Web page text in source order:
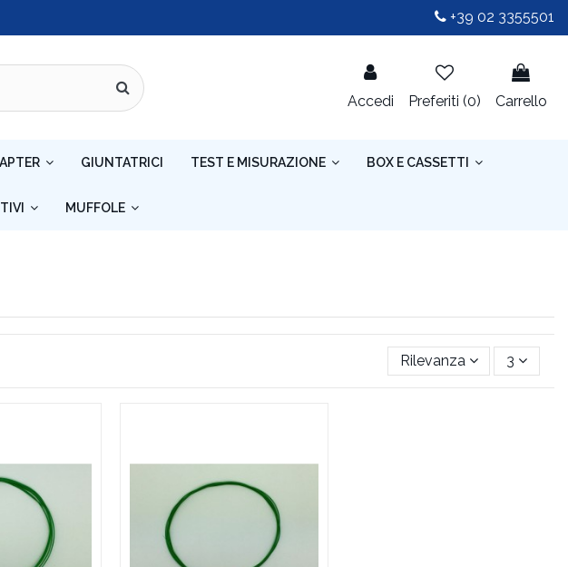
+39 02 3355501
Accedi Preferiti (0) Carrello
GIUNTATRICI TEST E MISURAZIONE BOX E CASSETTI
MUFFOLE
Rilevanza 3